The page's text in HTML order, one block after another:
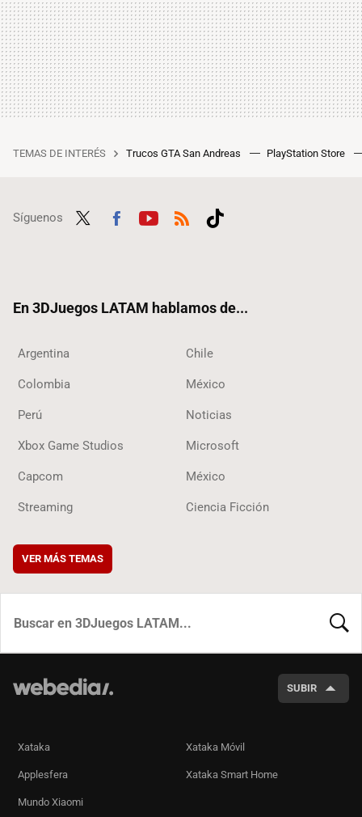
TEMAS DE INTERÉS Trucos GTA San Andreas PlayStation Store
Síguenos
En 3DJuegos LATAM hablamos de...
Argentina Chile
Colombia México
Perú Noticias
Xbox Game Studios Microsoft
Capcom México
Streaming Ciencia Ficción
VER MÁS TEMAS
SUBIR
Xataka Xataka Móvil
Applesfera Xataka Smart Home
Mundo Xiaomi